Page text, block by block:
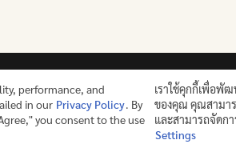
©2025
performance, and
in our Privacy Policy. By
you consent to the use
เราใช้คุกกี้เพื่อพั
ของคุณ คุณสามา
และสามารถจัดก
Settings